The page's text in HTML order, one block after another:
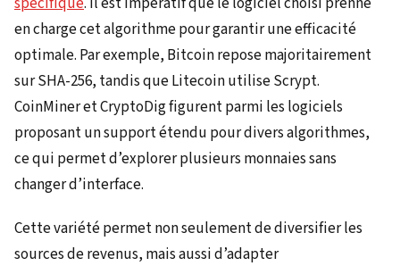
en charge cet algorithme pour garantir une efficacité
optimale. Par exemple, Bitcoin repose majoritairement
sur SHA-256, tandis que Litecoin utilise Scrypt.
CoinMiner et CryptoDig figurent parmi les logiciels
proposant un support étendu pour divers algorithmes,
ce qui permet d’explorer plusieurs monnaies sans
changer d’interface.
Cette variété permet non seulement de diversifier les
sources de revenus, mais aussi d’adapter